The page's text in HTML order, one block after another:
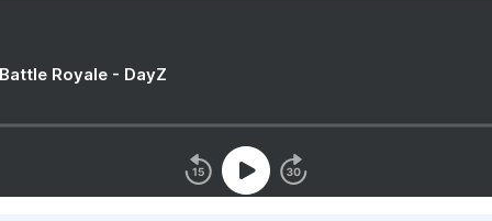
Royale - DayZ